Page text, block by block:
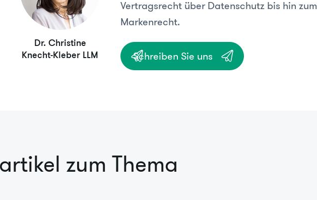
Dr. Christine
Knecht-Kleber LLM
Vertragsrecht über Datenschutz bis hin zum
Markenrecht.
Schreiben Sie uns
zum Thema